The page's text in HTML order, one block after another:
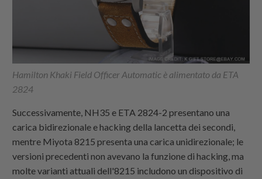
Hamilton Khaki Field Officer Automatic è alimentato da ETA
2824
Successivamente, NH35 e ETA 2824-2 presentano una
carica bidirezionale e hacking della lancetta dei secondi,
mentre Miyota 8215 presenta una carica unidirezionale; le
versioni precedenti non avevano la funzione di hacking, ma
molte varianti attuali dell'8215 includono un dispositivo di